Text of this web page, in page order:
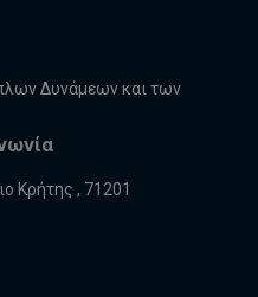
Δυνάμεων και των
Κρήτης , 71201